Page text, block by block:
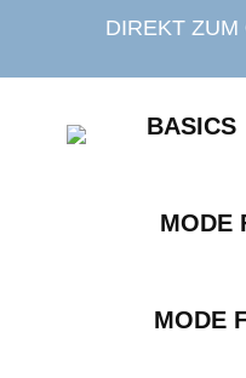
springen
DIREKT ZUM
BASICS
MODE
MODE